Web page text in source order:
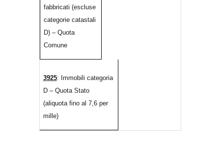
fabbricati (escluse
categorie catastali
D) – Quota
Comune
3925: Immobili categoria
D – Quota Stato
(aliquota fino al 7,6 per
mille)